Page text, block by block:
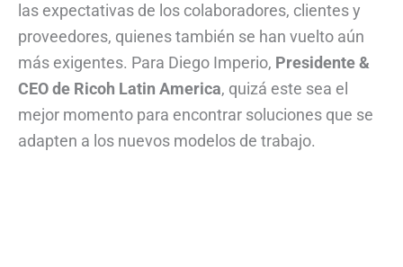
las expectativas de los colaboradores, clientes y
proveedores, quienes también se han vuelto aún
más exigentes. Para Diego Imperio, Presidente &
CEO de Ricoh Latin America, quizá este sea el
mejor momento para encontrar soluciones que se
adapten a los nuevos modelos de trabajo.